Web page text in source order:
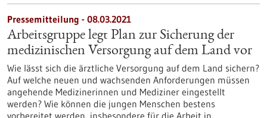
Pressemitteilung - 08.03.2021
Arbeitsgruppe legt Plan zur Sicherung der
medizinischen Versorgung auf dem Land vor
Wie lässt sich die ärztliche Versorgung auf dem Land sichern?
Auf welche neuen und wachsenden Anforderungen müssen
angehende Medizinerinnen und Mediziner eingestellt
werden? Wie können die jungen Menschen bestens
vorbereitet werden, insbesondere für die Arbeit in